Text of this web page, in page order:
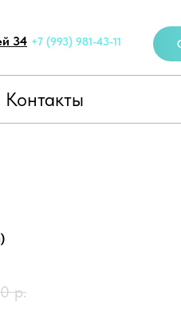
34 +7 (993) 981-43-11
Контакты
р.